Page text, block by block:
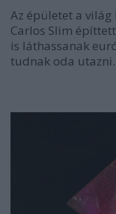
Az épületet a
Carlos Slim
is láthassanak
tudnak oda utazni.